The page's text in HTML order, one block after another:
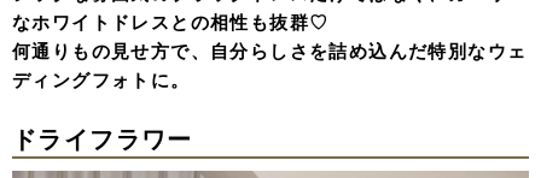
なホワイトドレスとの相性も抜群♡
何通りもの見せ方で、自分らしさを詰め込んだ特別なウェ
ディングフォトに。
ドライフラワー